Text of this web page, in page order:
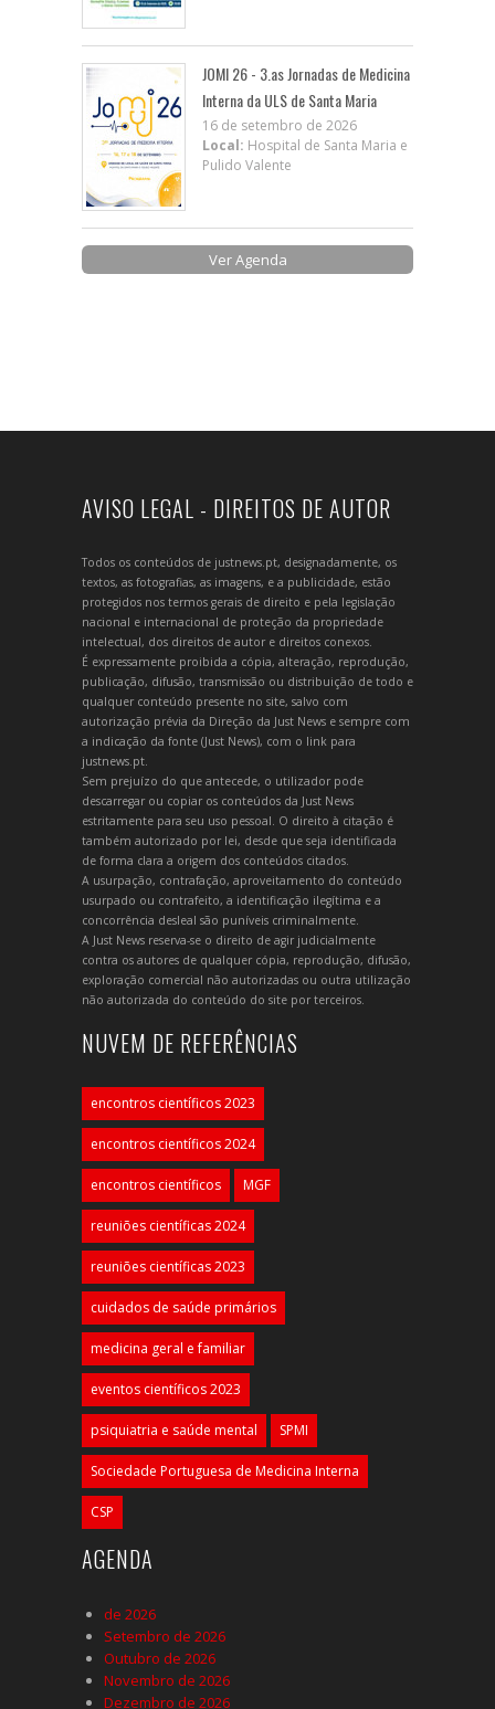
JOMI 26 - 3.as Jornadas de Medicina
Interna da ULS de Santa Maria
16 de setembro de 2026
Local: Hospital de Santa Maria e
Pulido Valente
Ver Agenda
AVISO LEGAL - DIREITOS DE AUTOR
Todos os conteúdos de justnews.pt, designadamente, os
textos, as fotografias, as imagens, e a publicidade, estão
protegidos nos termos gerais de direito e pela legislação
nacional e internacional de proteção da propriedade
intelectual, dos direitos de autor e direitos conexos.
É expressamente proibida a cópia, alteração, reprodução,
publicação, difusão, transmissão ou distribuição de todo e
qualquer conteúdo presente no site, salvo com
autorização prévia da Direção da Just News e sempre com
a indicação da fonte (Just News), com o link para
justnews.pt.
Sem prejuízo do que antecede, o utilizador pode
descarregar ou copiar os conteúdos da Just News
estritamente para seu uso pessoal. O direito à citação é
também autorizado por lei, desde que seja identificada
de forma clara a origem dos conteúdos citados.
A usurpação, contrafação, aproveitamento do conteúdo
usurpado ou contrafeito, a identificação ilegítima e a
concorrência desleal são puníveis criminalmente.
A Just News reserva-se o direito de agir judicialmente
contra os autores de qualquer cópia, reprodução, difusão,
exploração comercial não autorizadas ou outra utilização
não autorizada do conteúdo do site por terceiros.
NUVEM DE REFERÊNCIAS
encontros científicos 2023
encontros científicos 2024
encontros científicos MGF
reuniões científicas 2024
reuniões científicas 2023
cuidados de saúde primários
medicina geral e familiar
eventos científicos 2023
psiquiatria e saúde mental SPMI
Sociedade Portuguesa de Medicina Interna
CSP
AGENDA
de 2026
Setembro de 2026
Outubro de 2026
Novembro de 2026
Dezembro de 2026